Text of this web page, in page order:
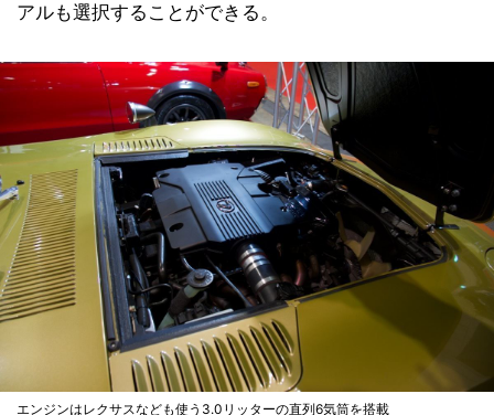
アルも選択することができる。
エンジンはレクサスなども使う3.0リッターの直列6気筒を搭載